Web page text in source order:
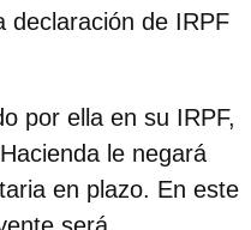
declaración de IRPF
por ella en su IRPF,
le negará
en plazo. En este